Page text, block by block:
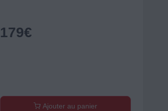
179€
Ajouter au panier